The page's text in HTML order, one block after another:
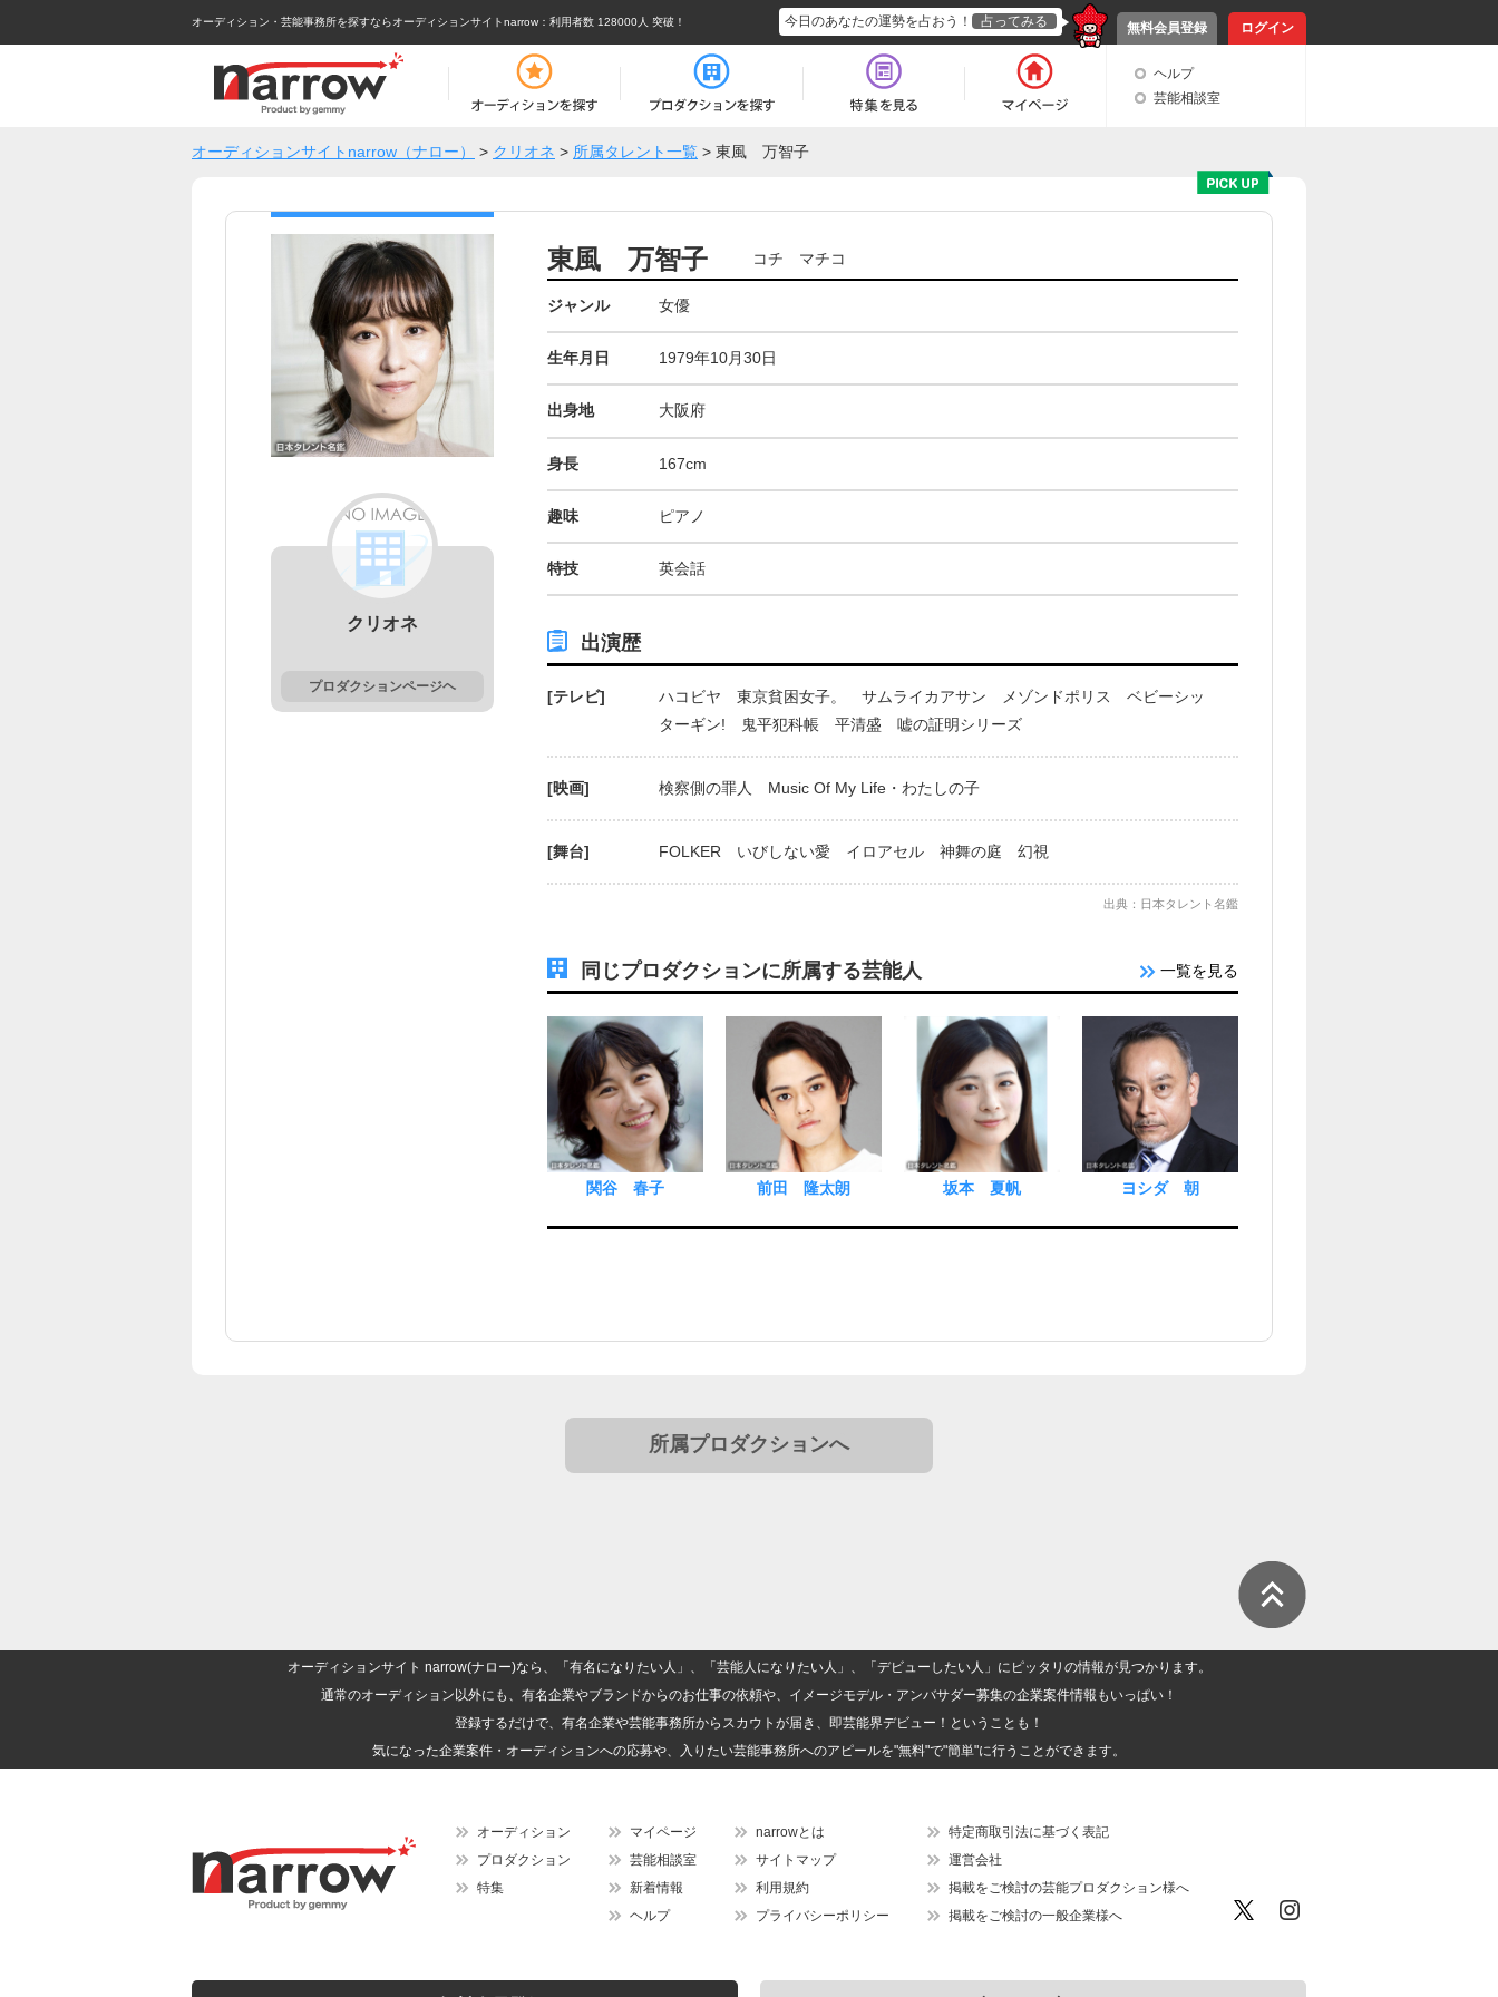
オーディション・芸能事務所を探すならオーディションサイトnarrow ：利用者数 128000人 突破！ 無料会員登録 ログイン
今日のあなたの運勢を占おう！ 占ってみる
ヘルプ
芸能相談室
オーディションサイトnarrow（ナロー） > クリオネ > 所属タレント一覧 > 東風 万智子
クリオネ
プロダクションページヘ
東風 万智子 コチ マチコ
ジャンル 女優
生年月日 1979年10月30日
出身地 大阪府
身長 167cm
趣味 ピアノ
特技 英会話
出演歴
[テレビ]
ハコビヤ 東京貧困女子。 サムライカアサン メゾンドポリス ベビーシッ
ターギン! 鬼平犯科帳 平清盛 嘘の証明シリーズ
[映画] 検察側の罪人 Music Of My Life・わたしの子
[舞台] FOLKER いびしない愛 イロアセル 神舞の庭 幻視
出典：日本タレント名鑑
同じプロダクションに所属する芸能人 一覧を見る
関谷 春子 前田 隆太朗 坂本 夏帆 ヨシダ 朝
所属プロダクションへ
オーディションサイト narrow(ナロー)なら、「有名になりたい人」、「芸能人になりたい人」、「デビューしたい人」にピッタリの情報が見つかります。
通常のオーディション以外にも、有名企業やブランドからのお仕事の依頼や、イメージモデル・アンバサダー募集の企業案件情報もいっぱい！
登録するだけで、有名企業や芸能事務所からスカウトが届き、即芸能界デビュー！ということも！
気になった企業案件・オーディションへの応募や、入りたい芸能事務所へのアピールを"無料"で"簡単"に行うことができます。
オーディション
プロダクション
特集
マイページ
芸能相談室
新着情報
ヘルプ
narrowとは
サイトマップ
利用規約
プライバシーポリシー
特定商取引法に基づく表記
運営会社
掲載をご検討の芸能プロダクション様へ
掲載をご検討の一般企業様へ